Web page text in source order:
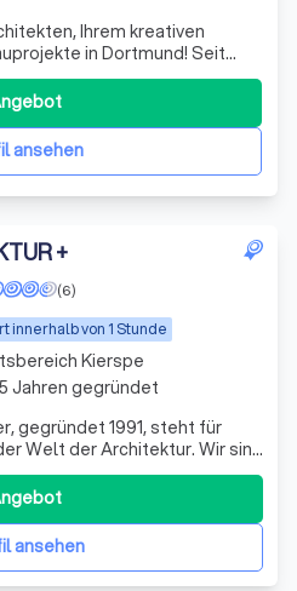
Ihrem kreativen
in Dortmund! Seit
Pinner, im Team an der
Konzepte.
von der ersten Idee über
zur
ansehen
+
innerhalb von 1 Stunde
(6)
gegründet 1991, steht für
Welt der Architektur. Wir sind
der Planung bis zur
Unser
sich von Wohnbauten über
bis hin zu s
ansehen
Kierspe
Jahren gegründet